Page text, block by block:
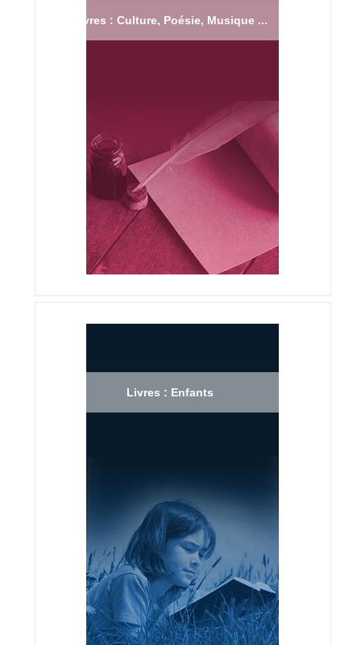
Livres : Culture, Poésie, Musique ...
Livres : Enfants